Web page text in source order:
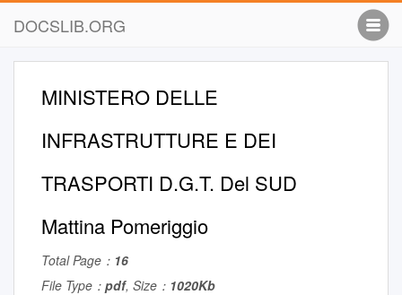
DOCSLIB.ORG
MINISTERO DELLE
INFRASTRUTTURE E DEI
TRASPORTI D.G.T. Del SUD
Mattina Pomeriggio
Total Page： 16
File Type： pdf, Size： 1020Kb